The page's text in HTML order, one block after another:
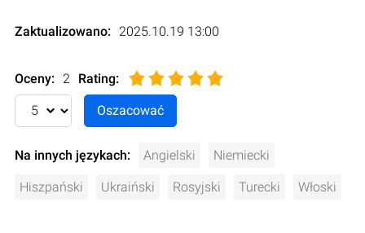
Zaktualizowano: 2025.10.19 13:00
Oceny: 2 Rating:
Na innych językach: Angielski Niemiecki
Hiszpański Ukraiński Rosyjski Turecki Włoski